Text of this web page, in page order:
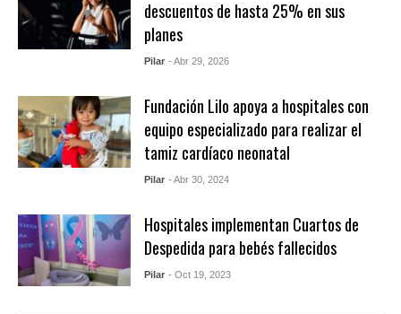
descuentos de hasta 25% en sus
planes
Pilar - Abr 29, 2026
Fundación Lilo apoya a hospitales con
equipo especializado para realizar el
tamiz cardíaco neonatal
Pilar - Abr 30, 2024
Hospitales implementan Cuartos de
Despedida para bebés fallecidos
Pilar - Oct 19, 2023